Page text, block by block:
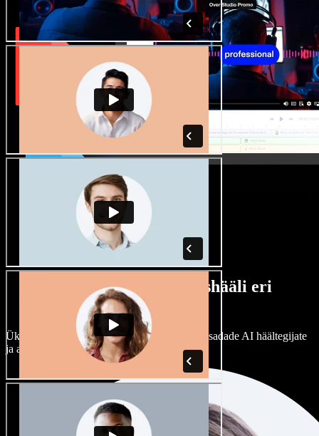
Lai valik mees- ja naishääli eri
aktsentidega
Ükski projekt ei pea kõlama ühtemoodi. Vali sadade AI häältegijate
ja aktsentide hulgast ning kohanda neid.